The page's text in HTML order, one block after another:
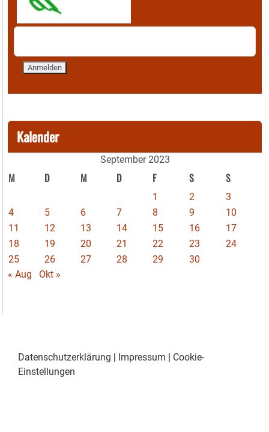
Kalender
September 2023
M D M D F S S
1 2
3
4
5 6 7 8 9
10
11
12 13 14 15 16
17
18
19 20 21 22 23
24
25
26 27 28 29
30
« Aug
Okt »
Datenschutzerklärung | Impressum | Cookie-
Einstellungen